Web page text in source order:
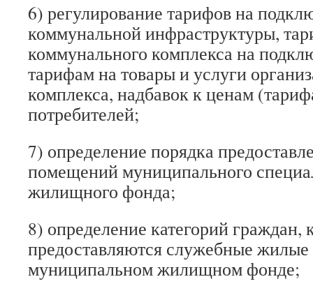
6) регулирование тарифов на
коммунальной инфраструктуры,
коммунального комплекса на
тарифам на товары и услуги
комплекса, надбавок к ценам
потребителей;
7) определение порядка
помещений муниципального
жилищного фонда;
8) определение категорий граждан,
предоставляются служебные
муниципальном жилищном фонде;